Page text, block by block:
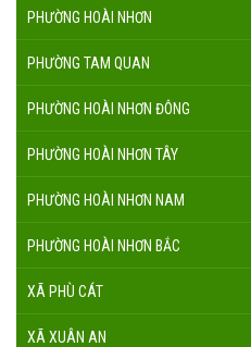
PHƯỜNG HOÀI NHƠN
PHƯỜNG TAM QUAN
PHƯỜNG HOÀI NHƠN ĐÔNG
PHƯỜNG HOÀI NHƠN TÂY
PHƯỜNG HOÀI NHƠN NAM
PHƯỜNG HOÀI NHƠN BẮC
XÃ PHÙ CÁT
XÃ XUÂN AN